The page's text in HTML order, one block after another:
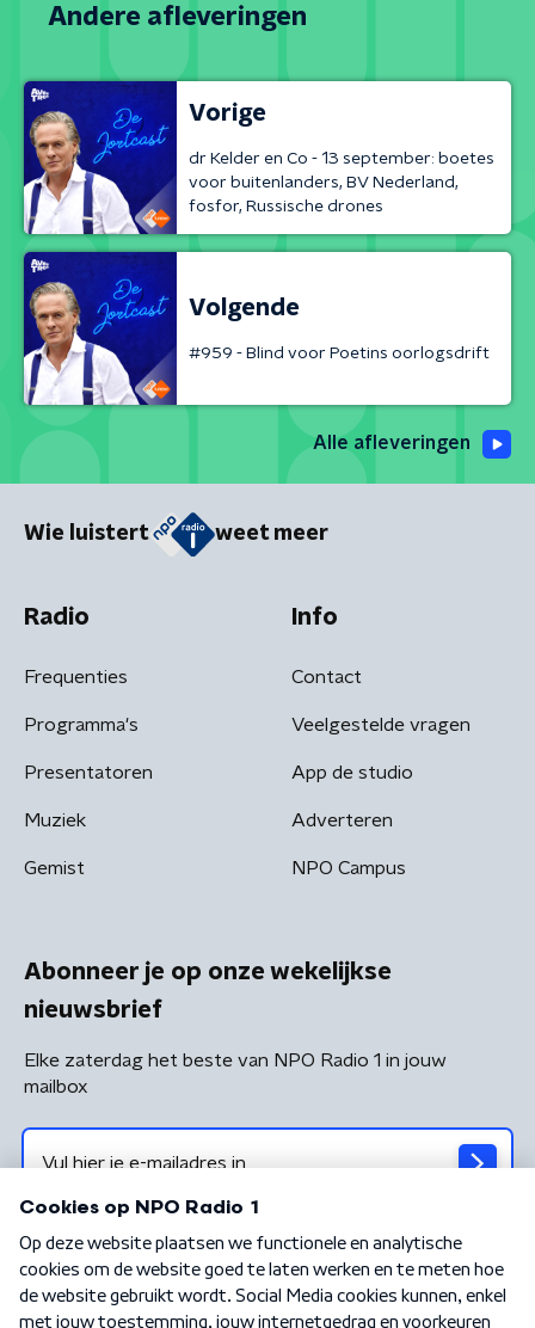
Andere afleveringen
Vorige
dr Kelder en Co - 13 september: boetes
voor buitenlanders, BV Nederland,
fosfor, Russische drones
Volgende
#959 - Blind voor Poetins oorlogsdrift
Alle afleveringen
Wie luistert weet meer
Radio
Frequenties
Programma's
Presentatoren
Muziek
Gemist
Info
Contact
Veelgestelde vragen
App de studio
Adverteren
NPO Campus
Abonneer je op onze wekelijkse
nieuwsbrief
Elke zaterdag het beste van NPO Radio 1 in jouw
mailbox
Algemene voorwaarden